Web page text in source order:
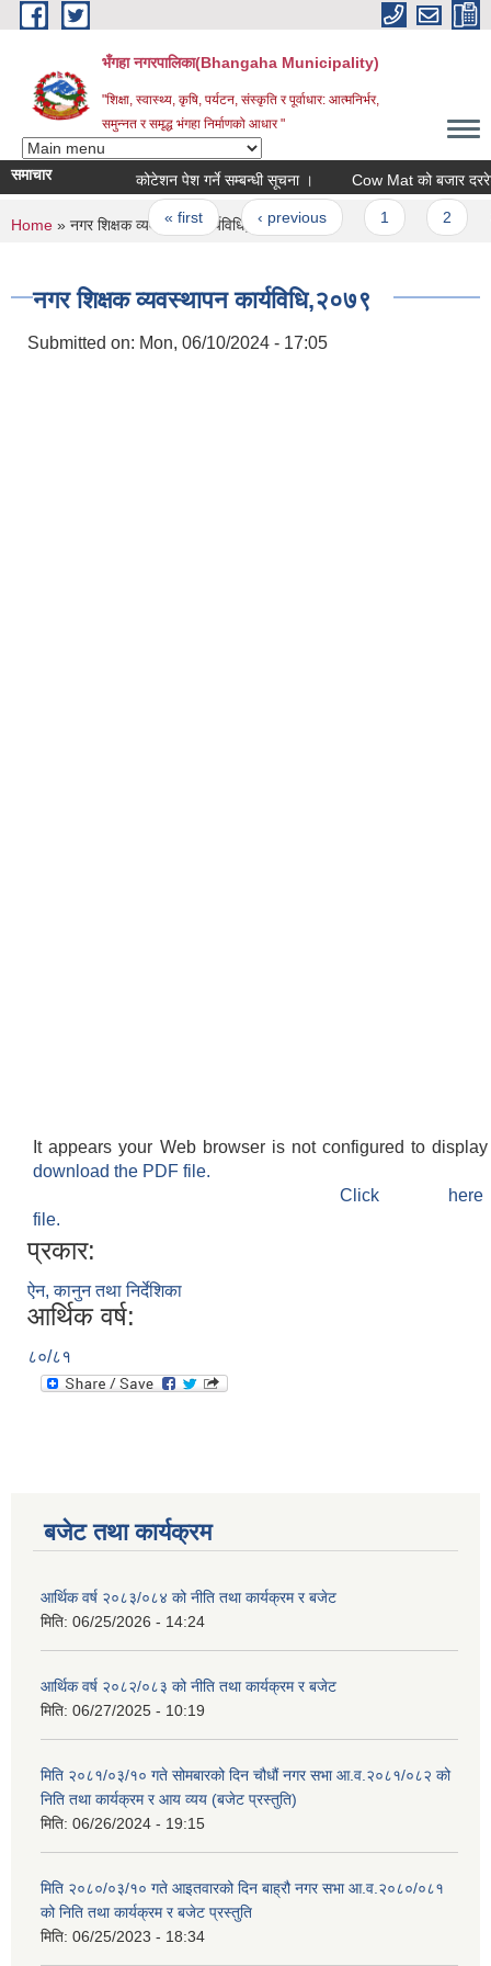
Skip to main content
भँगहा नगरपालिका(Bhangaha Municipality)
"शिक्षा, स्वास्थ्य, कृषि, पर्यटन, संस्कृति र पूर्वाधार: आत्मनिर्भर,
समुन्नत र समृद्ध भंगहा निर्माणको आधार "
समाचार कोटेशन पेश गर्ने सम्बन्धी सूचना । Cow Mat को बजार दररेट
Pages
« first ‹ previous
You are here
Home » नगर शिक्षक व्यवस्थापन कार्यविधि,२०७९
नगर शिक्षक व्यवस्थापन कार्यविधि,२०७९
Submitted on: Mon, 06/10/2024 - 17:05
It appears your Web browser is not configured to
download the PDF file.
Click
file.
प्रकार:
ऐन, कानुन तथा निर्देशिका
आर्थिक वर्ष:
८०/८१
बजेट तथा कार्यक्रम
आर्थिक वर्ष २०८३/०८४ को नीति तथा कार्यक्रम र बजेट
मिति: 06/25/2026 - 14:24
आर्थिक वर्ष २०८२/०८३ को नीति तथा कार्यक्रम र बजेट
मिति: 06/27/2025 - 10:19
मिति २०८१/०३/१० गते सोमबारको दिन चौधौं नगर सभा आ.व.२०८१/०८२ को
निति तथा कार्यक्रम र आय व्यय (बजेट प्रस्तुति)
मिति: 06/26/2024 - 19:15
मिति २०८०/०३/१० गते आइतवारको दिन बाह्रौ नगर सभा आ.व.२०८०/०८१
को निति तथा कार्यक्रम र बजेट प्रस्तुति
मिति: 06/25/2023 - 18:34